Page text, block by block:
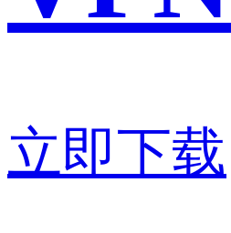
立即下载